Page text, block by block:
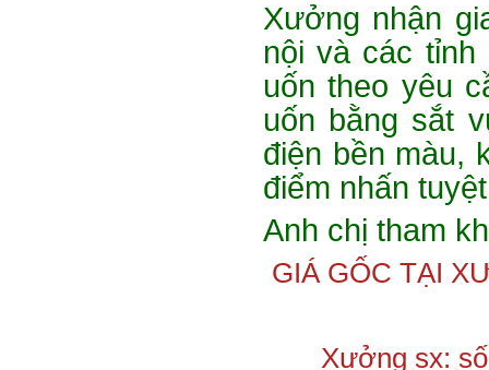
Xưởng nhận
nội và các tỉnh
uốn theo yêu
uốn bằng sắt
điện bền màu,
điểm nhấn
Anh chị tham
GIÁ GỐC TẠI
Xưởng sx: